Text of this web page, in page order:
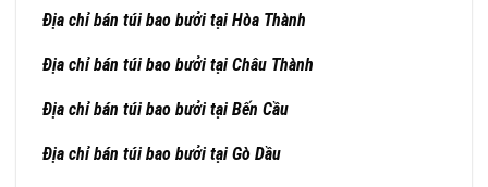
Địa chỉ bán túi bao bưởi tại Hòa Thành
Địa chỉ bán túi bao bưởi tại Châu Thành
Địa chỉ bán túi bao bưởi tại Bến Cầu
Địa chỉ bán túi bao bưởi tại Gò Dầu